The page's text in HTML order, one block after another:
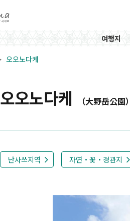
여행지
오오노다케
오오노다케 （大野岳公園）
난사쓰지역 자연・꽃・경관지